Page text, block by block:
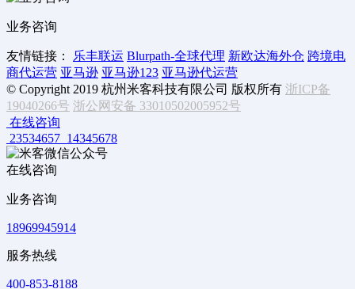
业务咨询
友情链接： 乐丰联运 Blurpath-全球代理 新欧达海外仓 跨境电
商代运营 亚马逊 亚马逊123 亚马逊代运营
© Copyright 2019 杭州米客科技有限公司 版权所有 浙ICP备
19040266号 浙公网安备 33010502005952号
在线咨询
23534657 14345678
在线咨询
业务咨询
18969945914
服务热线
400-853-8188